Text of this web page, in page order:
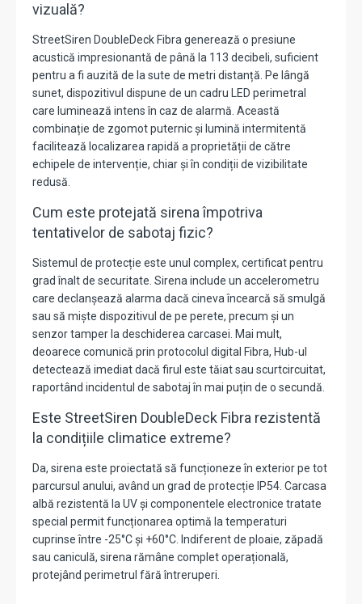
vizuală?
StreetSiren DoubleDeck Fibra generează o presiune
acustică impresionantă de până la 113 decibeli, suficient
pentru a fi auzită de la sute de metri distanță. Pe lângă
sunet, dispozitivul dispune de un cadru LED perimetral
care luminează intens în caz de alarmă. Această
combinație de zgomot puternic și lumină intermitentă
facilitează localizarea rapidă a proprietății de către
echipele de intervenție, chiar și în condiții de vizibilitate
redusă.
Cum este protejată sirena împotriva
tentativelor de sabotaj fizic?
Sistemul de protecție este unul complex, certificat pentru
grad înalt de securitate. Sirena include un accelerometru
care declanșează alarma dacă cineva încearcă să smulgă
sau să miște dispozitivul de pe perete, precum și un
senzor tamper la deschiderea carcasei. Mai mult,
deoarece comunică prin protocolul digital Fibra, Hub-ul
detectează imediat dacă firul este tăiat sau scurtcircuitat,
raportând incidentul de sabotaj în mai puțin de o secundă.
Este StreetSiren DoubleDeck Fibra rezistentă
la condițiile climatice extreme?
Da, sirena este proiectată să funcționeze în exterior pe tot
parcursul anului, având un grad de protecție IP54. Carcasa
albă rezistentă la UV și componentele electronice tratate
special permit funcționarea optimă la temperaturi
cuprinse între -25°C și +60°C. Indiferent de ploaie, zăpadă
sau caniculă, sirena rămâne complet operațională,
protejând perimetrul fără întreruperi.